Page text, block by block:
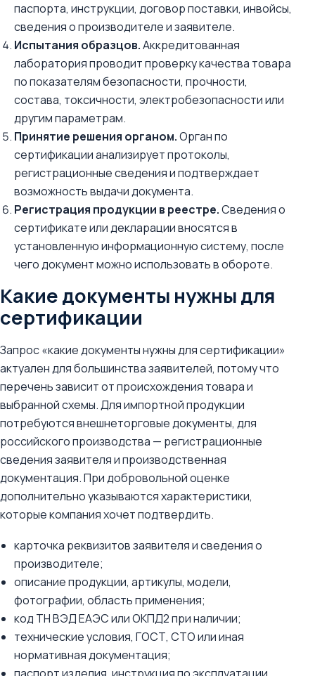
паспорта, инструкции, договор поставки, инвойсы,
сведения о производителе и заявителе.
Испытания образцов.Аккредитованная
лаборатория проводит проверку качества товара
по показателям безопасности, прочности,
состава, токсичности, электробезопасности или
другим параметрам.
Принятие решения органом.Орган по
сертификации анализирует протоколы,
регистрационные сведения и подтверждает
возможность выдачи документа.
Регистрация продукции в реестре.Сведения о
сертификате или декларации вносятся в
установленную информационную систему, после
чего документ можно использовать в обороте.
Какие документы нужны для
сертификации
Запрос «какие документы нужны для сертификации»
актуален для большинства заявителей, потому что
перечень зависит от происхождения товара и
выбранной схемы. Для импортной продукции
потребуются внешнеторговые документы, для
российского производства — регистрационные
сведения заявителя и производственная
документация. При добровольной оценке
дополнительно указываются характеристики,
которые компания хочет подтвердить.
карточка реквизитов заявителя и сведения о
производителе;
описание продукции, артикулы, модели,
фотографии, область применения;
код ТН ВЭД ЕАЭС или ОКПД2 при наличии;
технические условия, ГОСТ, СТО или иная
нормативная документация;